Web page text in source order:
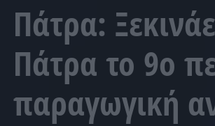
Πάτρα:
Πάτρα το 9ο
παραγωγική